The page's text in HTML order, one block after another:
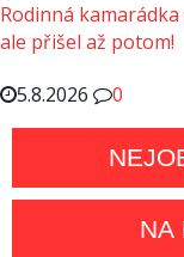
Rodinná
ale přišel až potom!
5.8.2026
0
NA